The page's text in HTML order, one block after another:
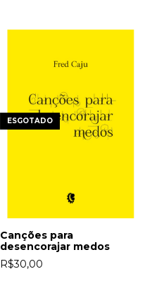
ESGOTADO
Canções para
desencorajar medos
R$30,00